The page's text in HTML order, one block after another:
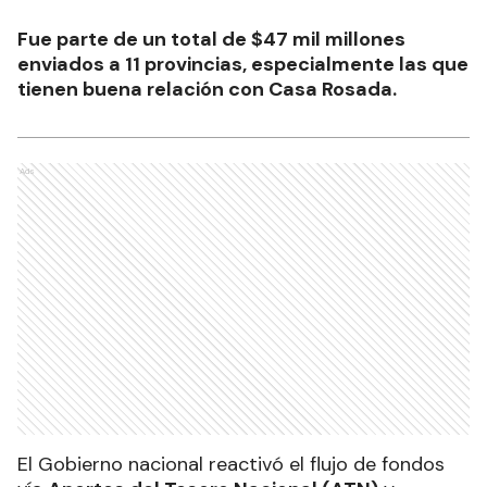
Fue parte de un total de $47 mil millones
enviados a 11 provincias, especialmente las que
tienen buena relación con Casa Rosada.
Ads
El Gobierno nacional reactivó el flujo de fondos